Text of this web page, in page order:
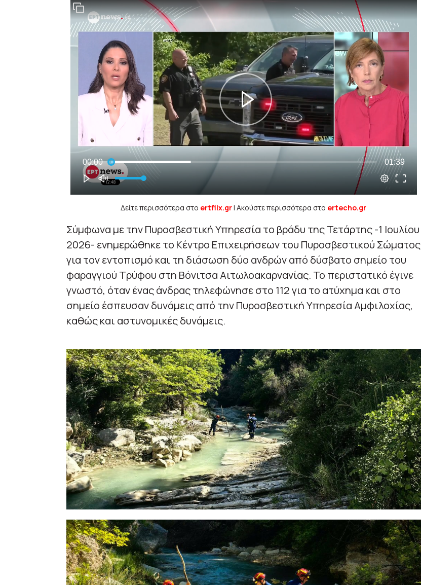
Δείτε περισσότερα στο ertflix.gr| Ακούστε περισσότερα στο ertecho.gr
Σύμφωνα με την Πυροσβεστική Υπηρεσία το βράδυ της Τετάρτης -1 Ιουλίου
2026- ενημερώθηκε το Κέντρο Επιχειρήσεων του Πυροσβεστικού Σώματος
για τον εντοπισμό και τη διάσωση δύο ανδρών από δύσβατο σημείο του
φαραγγιού Τρύφου στη Βόνιτσα Αιτωλοακαρνανίας. Το περιστατικό έγινε
γνωστό, όταν ένας άνδρας τηλεφώνησε στο 112 για το ατύχημα και στο
σημείο έσπευσαν δυνάμεις από την Πυροσβεστική Υπηρεσία Αμφιλοχίας,
καθώς και αστυνομικές δυνάμεις.